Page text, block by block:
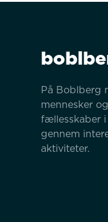
På Boblberg
mennesker
fællesskaber
gennem
aktiviteter.